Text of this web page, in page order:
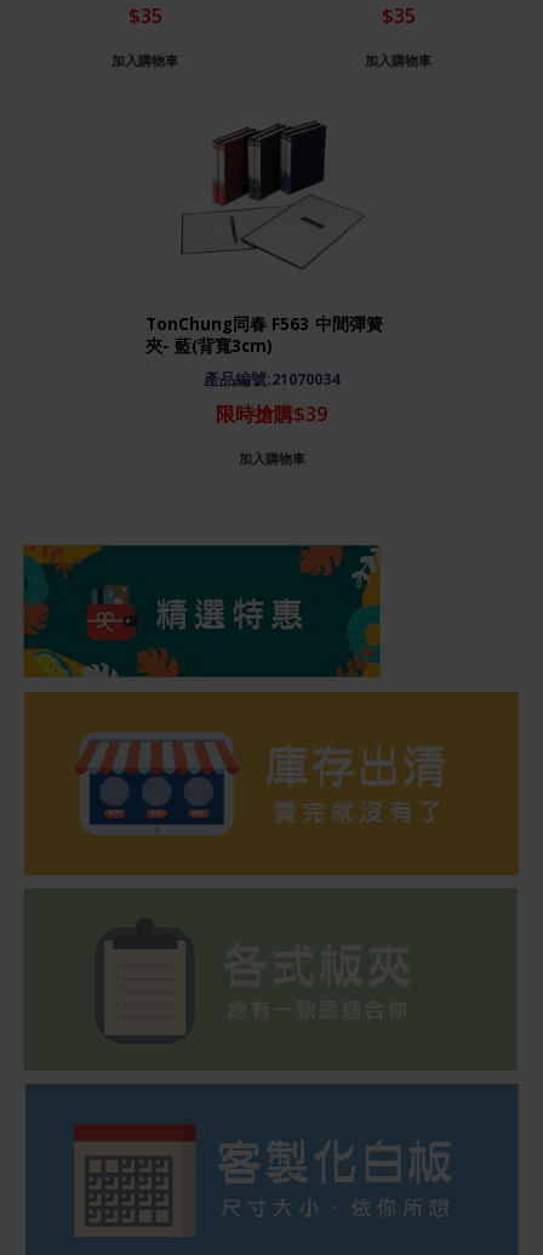
$35
加入購物車
$35
加入購物車
TonChung同春 F563 中間彈簧
夾- 藍(背寬3cm)
產品編號:21070034
限時搶購$39
加入購物車